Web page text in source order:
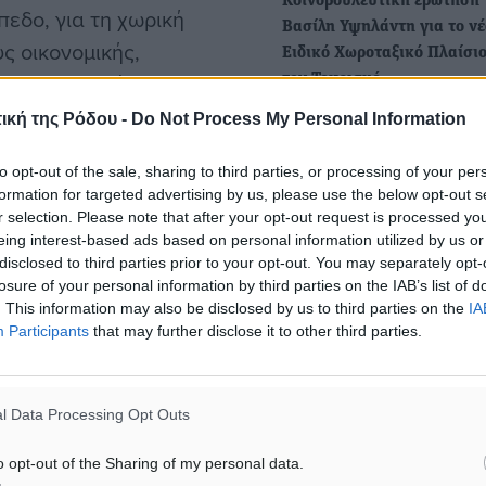
της Ρόδου - Do Not Process My Personal Information
opt-out of the sale, sharing to third parties, or processing of your
for targeted advertising by us, please use the below opt-out
selection. Please note that after your opt-out request is processed
interest-based ads based on personal information utilized by us
to third parties prior to your opt-out. You may separately
of your personal information by third parties on the IAB’s list of
This information may also be disclosed by us to third parties on the
Participants that may further disclose it to other third parties.
Data Processing Opt Outs
opt-out of the Sharing of my personal data.
για τη χωρική
οικονομικής,
και αειφορίας.
με πιο οργανωμένο
το φυσικό περιβάλλον,
κάθε περιοχής.
τις νέες τουριστικές
ξενοδοχείων και άλλων
τουριστικές πιέσεις,
Βασίλη Υψηλάντη για το
Ειδικό Χωροταξικό
τον Τουρισμό
Κοινοβουλευτική ερώτηση
Βουλής και βουλευτής
Δωδεκανήσου, Βασίλης
Το νέο Ειδικό Χωροταξικό
για τον Τουρισμό, στη
του Περιφερειακού
Νοτίου Αιγαίου